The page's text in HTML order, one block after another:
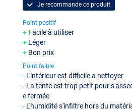
Je recommande ce produit
Point positif
Facile à utiliser
Léger
Bon prix
Point faible
L'intérieur est difficile a nettoyer
La tente est trop petit pour
e fermée
L'humidité s'infiltre hors du